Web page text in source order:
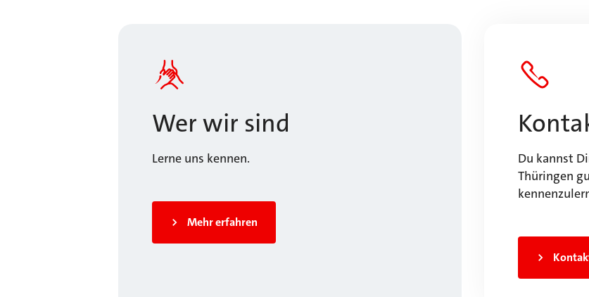
Wer wir sind
Lerne uns kennen.
Mehr erfahren
Du kannst
Thüringen